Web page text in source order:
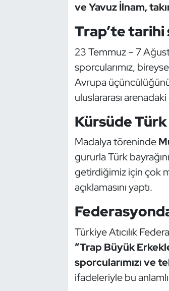
ve Yavuz İlnam,
Trap’te tarihi
23 Temmuz – 7
sporcularımız,
Avrupa
uluslararası
Kürsüde Türk
Madalya töreninde
gururla Türk
getirdiğimiz için çok
açıklamasını yaptı.
Türkiye Atıcılık
“Trap Büyük
sporcularımızı ve
ifadeleriyle bu
Hava Sporları
İşitme Engelli Sporcular
Judo ve Kuraş
Kano ve Rafting